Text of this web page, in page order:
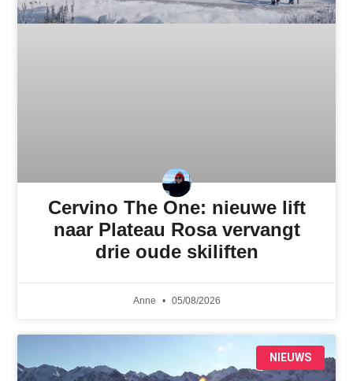
Cervino The One: nieuwe lift
naar Plateau Rosa vervangt
drie oude skiliften
Anne 05/08/2026
NIEUWS